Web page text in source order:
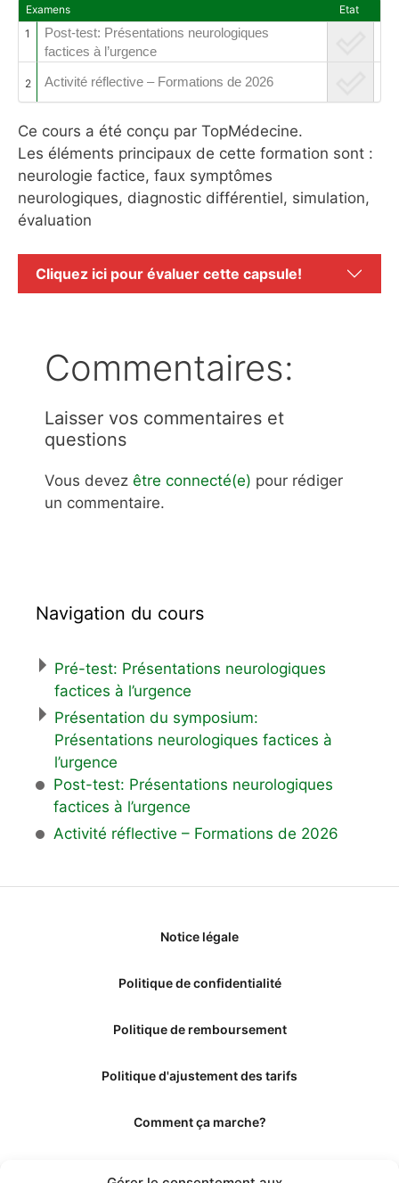
Examens
Etat
1
Post-test: Présentations neurologiques
factices à l’urgence
2 Activité réflective – Formations de 2026
Ce cours a été conçu par TopMédecine.
Les éléments principaux de cette formation sont :
neurologie factice, faux symptômes
neurologiques, diagnostic différentiel, simulation,
évaluation
Cliquez ici pour évaluer cette capsule!
Commentaires:
Laisser vos commentaires et
questions
Vous devez être connecté(e) pour rédiger
un commentaire.
Navigation du cours
Pré-test: Présentations neurologiques
factices à l’urgence
Présentation du symposium:
Présentations neurologiques factices à
l’urgence
Post-test: Présentations neurologiques
factices à l’urgence
Activité réflective – Formations de 2026
Notice légale
Politique de confidentialité
Politique de remboursement
Politique d'ajustement des tarifs
Comment ça marche?